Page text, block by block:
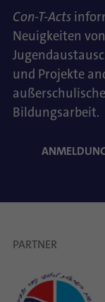
Con-T-Acts
Neuigkeiten
und Projekte
Bildungsarbeit.
PARTNER